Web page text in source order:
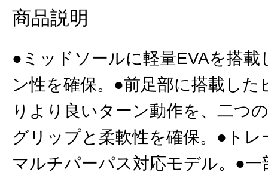
商品説明
●ミッドソールに軽量EVAを搭
ン性を確保。●前足部に搭載し
りより良いターン動作を、二つ
グリップと柔軟性を確保。●ト
マルチパーパス対応モデル。●